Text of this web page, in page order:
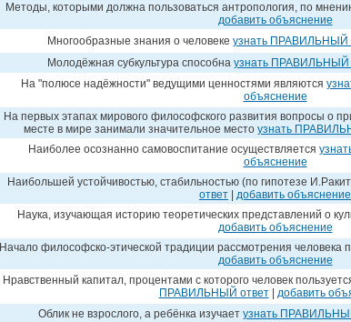
Методы, которыми должна пользоваться антропология, по
добавить объяснение
Многообразные знания о человеке узнать ПРАВИЛЬНЫЙ
Молодёжная субкультура способна узнать ПРАВИЛЬНЫЙ
На "полюсе надёжности" ведущими ценностями являются
объяснение
На первых этапах мирового философского развития вопросы о
месте в мире занимали значительное место узнать
Наиболее осознанно самовоспитание осуществляется
объяснение
Наибольшей устойчивостью, стабильностью (по гипотезе
ответ
добавить объяснение
Наука, изучающая историю теоретических представлений о
добавить объяснение
Начало философско-этической традиции рассмотрения человека
добавить объяснение
Нравственный капитал, процентами с которого человек
ПРАВИЛЬНЫЙ ответ| добавить
Облик не взрослого, а ребёнка изучает узнать